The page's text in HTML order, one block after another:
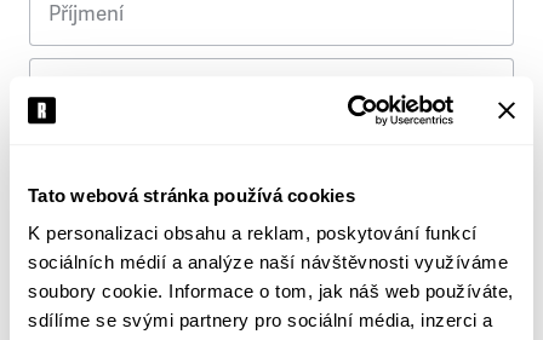
Tato webová stránka používá cookies
K personalizaci obsahu a reklam, poskytování funkcí
sociálních médií a analýze naší návštěvnosti využíváme
soubory cookie. Informace o tom, jak náš web používáte,
sdílíme se svými partnery pro sociální média, inzerci a
Příjmení
Ulice
Město
PSČ